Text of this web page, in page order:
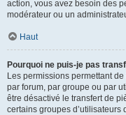
action, vous avez besoin des
modérateur ou un
Haut
Pourquoi ne puis-je pas
Les permissions permettant
par forum, par groupe ou par
être désactivé le transfert de
certains groupes